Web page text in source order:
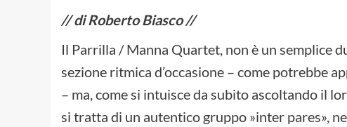
// di Roberto Biasco //
Il Parrilla / Manna Quartet, non è un semplice
sezione ritmica d’occasione – come potrebbe
– ma, come si intuisce da subito ascoltando il
si tratta di un autentico gruppo »inter pares»,